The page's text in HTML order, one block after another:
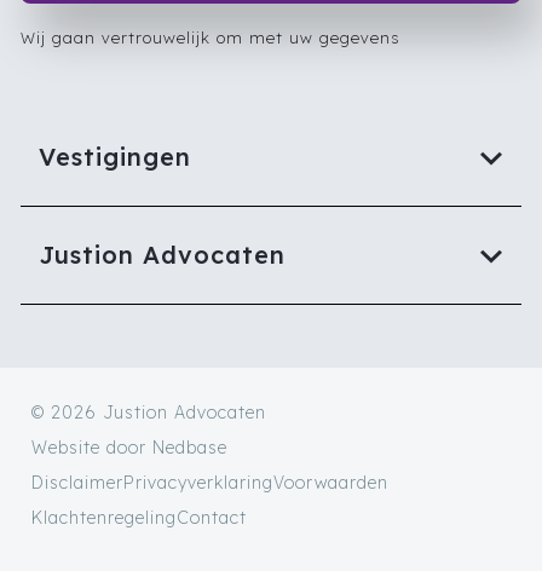
Vestigingen
Justion Advocaten
Wij gaan vertrouwelijk om met uw gegevens
© 2026 Justion Advocaten
Website door Nedbase
DisclaimerPrivacyverklaringVoorwaarden
KlachtenregelingContact